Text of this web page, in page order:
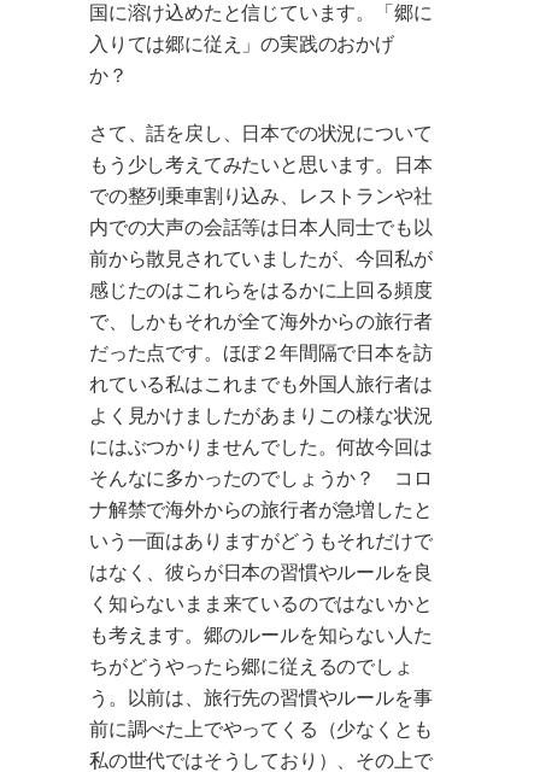
国に溶け込めたと信じています。「郷に
入りては郷に従え」の実践のおかげ
か？
さて、話を戻し、日本での状況について
もう少し考えてみたいと思います。日本
での整列乗車割り込み、レストランや社
内での大声の会話等は日本人同士でも以
前から散見されていましたが、今回私が
感じたのはこれらをはるかに上回る頻度
で、しかもそれが全て海外からの旅行者
だった点です。ほぼ２年間隔で日本を訪
れている私はこれまでも外国人旅行者は
よく見かけましたがあまりこの様な状況
にはぶつかりませんでした。何故今回は
そんなに多かったのでしょうか？ コロ
ナ解禁で海外からの旅行者が急増したと
いう一面はありますがどうもそれだけで
はなく、彼らが日本の習慣やルールを良
く知らないまま来ているのではないかと
も考えます。郷のルールを知らない人た
ちがどうやったら郷に従えるのでしょ
う。以前は、旅行先の習慣やルールを事
前に調べた上でやってくる（少なくとも
私の世代ではそうしており）、その上で